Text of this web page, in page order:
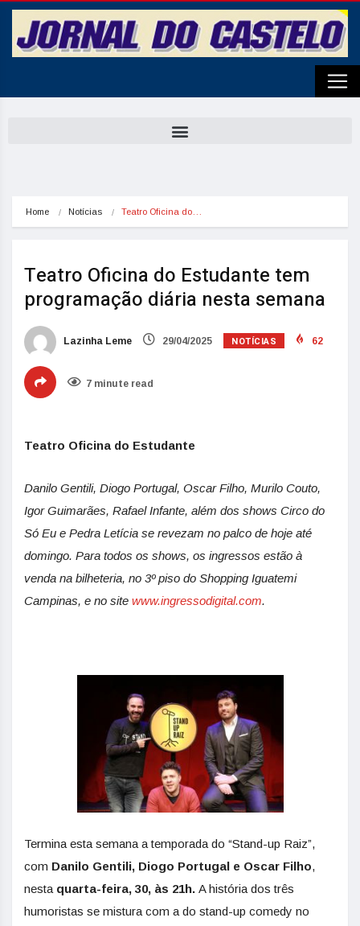
Home Notícias Teatro Oficina do…
Teatro Oficina do Estudante tem
programação diária nesta semana
Lazinha Leme 29/04/2025 NOTÍCIAS 62
7 minute read
Teatro Oficina do Estudante
Danilo Gentili, Diogo Portugal, Oscar Filho, Murilo Couto,
Igor Guimarães, Rafael Infante, além dos shows Circo do
Só Eu e Pedra Letícia se revezam no palco de hoje até
domingo. Para todos os shows, os ingressos estão à
venda na bilheteria, no 3º piso do Shopping Iguatemi
Campinas, e no site www.ingressodigital.com.
Termina esta semana a temporada do “Stand-up Raiz”,
com Danilo Gentili, Diogo Portugal e Oscar Filho,
nesta quarta-feira, 30, às 21h. A história dos três
humoristas se mistura com a do stand-up comedy no